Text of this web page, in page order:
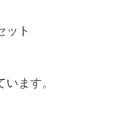
ット
ます。